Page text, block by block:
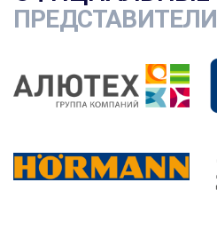
ПРЕДСТАВИТЕЛИ